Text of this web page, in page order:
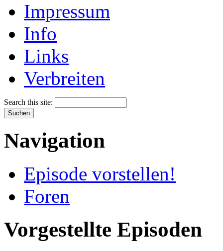
Impressum
Info
Links
Verbreiten
Search this site:
Navigation
Episode vorstellen!
Foren
Vorgestellte Episoden